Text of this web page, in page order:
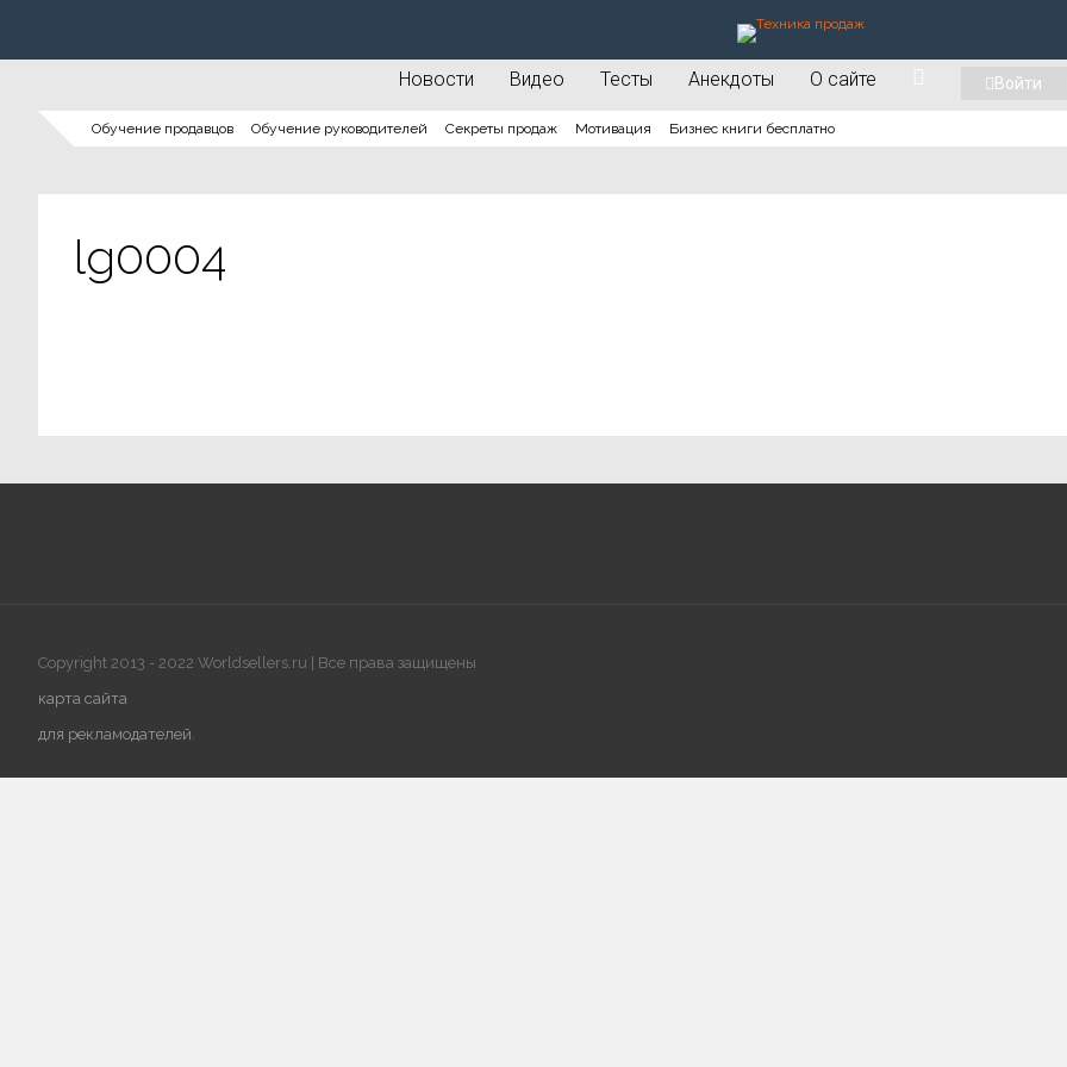
Новости Видео Тесты Анекдоты О сайте Войти
Обучение продавцов Обучение руководителей Секреты продаж Мотивация Бизнес книги бесплатно
lg0004
Copyright 2013 - 2022 Worldsellers.ru | Все права защищены
карта сайта
для рекламодателей